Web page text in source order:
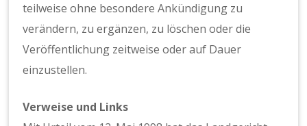
teilweise ohne besondere Ankündigung zu
verändern, zu ergänzen, zu löschen oder die
Veröffentlichung zeitweise oder auf Dauer
einzustellen.
Verweise und Links